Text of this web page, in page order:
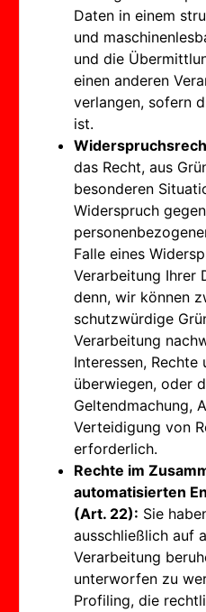
Daten in einem
und
und die
einen anderen
verlangen, sofern
ist.
das Recht, aus
besonderen
Widerspruch
Falle eines
Verarbeitung Ihrer
denn, wir können
schutzwürdige
Verarbeitung
Interessen, Rechte
überwiegen, oder
Geltendmachung,
Verteidigung von
erforderlich.
Rechte im
automatisierten
(Art. 22): Sie
ausschließlich auf
Verarbeitung
unterworfen zu
Profiling, die